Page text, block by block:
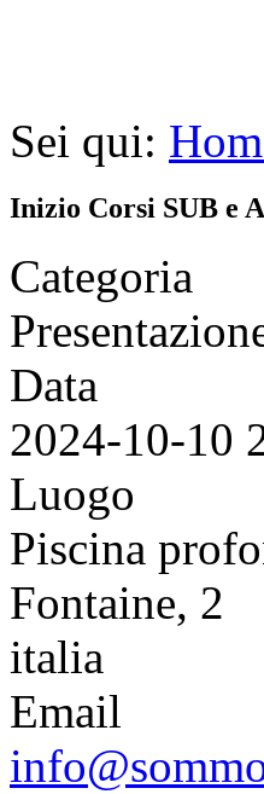
Sei qui:
Inizio Corsi SUB e
Categoria
Data
2024-10-10
Luogo
Piscina
Fontaine, 2
italia
Email